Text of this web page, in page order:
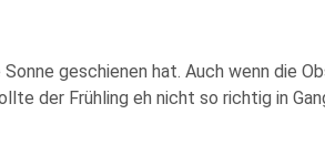
geschienen hat. Auch wenn die
der Frühling eh nicht so richtig in